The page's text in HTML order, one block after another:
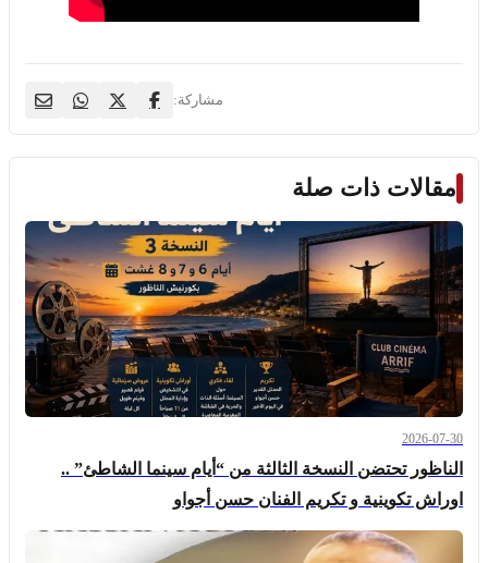
مشاركة:
مقالات ذات صلة
2026-07-30
الناظور تحتضن النسخة الثالثة من “أيام سينما الشاطئ” ..
اوراش تكوينية و تكريم الفنان حسن أجواو